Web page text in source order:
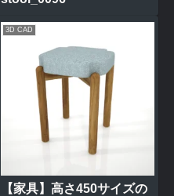
3D CAD
【家具】高さ450サイズの